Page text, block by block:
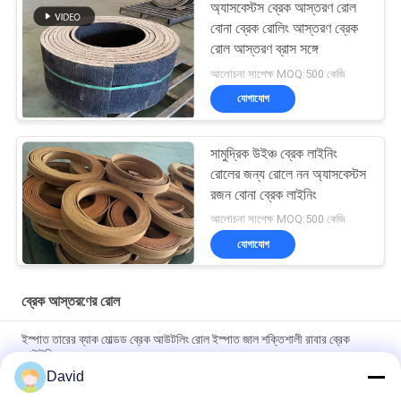
অ্যাসবেস্টস ব্রেক আস্তরণ রোল
বোনা ব্রেক রোলিং আস্তরণ ব্রেক
রোল আস্তরণ ব্রাস সঙ্গে
আলোচনা সাপেক্ষ MOQ:500 কেজি
যোগাযোগ
সামুদ্রিক উইঞ্চ ব্রেক লাইনিং
রোলের জন্য রোলে নন অ্যাসবেস্টস
রজন বোনা ব্রেক লাইনিং
আলোচনা সাপেক্ষ MOQ:500 কেজি
যোগাযোগ
ব্রেক আস্তরণের রোল
ইস্পাত তারের ব্যাক মোল্ডড ব্রেক আউটলিং রোল ইস্পাত জাল শক্তিশালী রাবার ব্রেক
আউটলিং
High Temperature Range -40C To 300C Brake Lining Roll with
David